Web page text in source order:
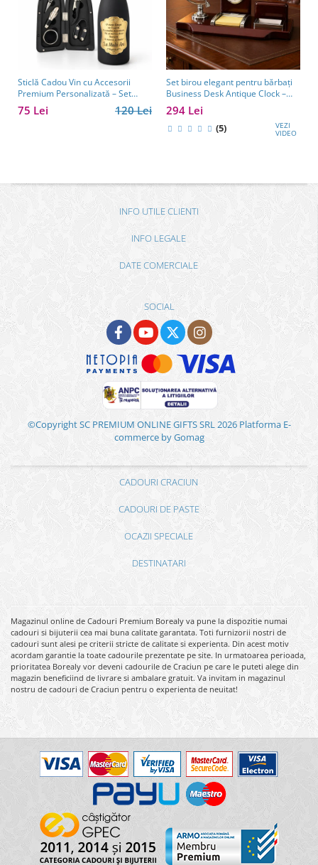
Sticlă Cadou Vin cu Accesorii
Premium Personalizată – Set
Elegant pentru Bărbați
120 Lei
75 Lei
Set birou elegant pentru bărbați
Business Desk Antique Clock –
cadou premium pentru șef, soț
sau partener de afaceri
294 Lei
(5) VEZI
VIDEO
INFO UTILE CLIENTI
INFO LEGALE
DATE COMERCIALE
SOCIAL
©Copyright SC PREMIUM ONLINE GIFTS SRL 2026 Platforma E-
commerce by Gomag
CADOURI CRACIUN
CADOURI DE PASTE
OCAZII SPECIALE
DESTINATARI
Magazinul online de Cadouri Premium Borealy va pune la dispozitie numai
cadouri si bijuterii cea mai buna calitate garantata. Toti furnizorii nostri de
cadouri sunt alesi pe criterii stricte de calitate si experienta. Din acest motiv
acordam garantie la toate cadourile prezentate pe site. In urmatoarea perioada,
prioritatea Borealy vor deveni cadourile de Craciun pe care le puteti alege din
magazin beneficiind de livrare si ambalare gratuit. Va invitam in magazinul
nostru de cadouri de Craciun pentru o experienta de neuitat!